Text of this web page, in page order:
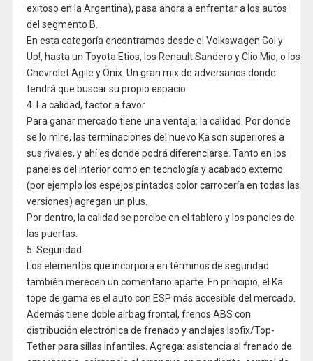
exitoso en la Argentina), pasa ahora a enfrentar a los autos
del segmento B.
En esta categoría encontramos desde el Volkswagen Gol y
Up!, hasta un Toyota Etios, los Renault Sandero y Clio Mio, o los
Chevrolet Agile y Onix. Un gran mix de adversarios donde
tendrá que buscar su propio espacio.
4. La calidad, factor a favor
Para ganar mercado tiene una ventaja: la calidad. Por donde
se lo mire, las terminaciones del nuevo Ka son superiores a
sus rivales, y ahí es donde podrá diferenciarse. Tanto en los
paneles del interior como en tecnología y acabado externo
(por ejemplo los espejos pintados color carrocería en todas las
versiones) agregan un plus.
Por dentro, la calidad se percibe en el tablero y los paneles de
las puertas.
5. Seguridad
Los elementos que incorpora en términos de seguridad
también merecen un comentario aparte. En principio, el Ka
tope de gama es el auto con ESP más accesible del mercado.
Además tiene doble airbag frontal, frenos ABS con
distribución electrónica de frenado y anclajes Isofix/Top-
Tether para sillas infantiles. Agrega: asistencia al frenado de